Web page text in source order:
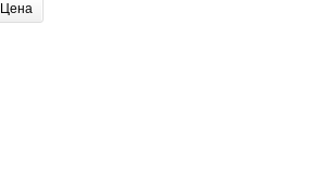
Цена